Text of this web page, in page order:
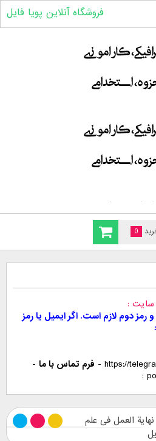
0
فروشگاه آنلاین پویا فایل
سایت
رمز دوم لازم است. اگر ایمیل یا رمز
https://
- فرم تماس با ما -
العمل فی علم